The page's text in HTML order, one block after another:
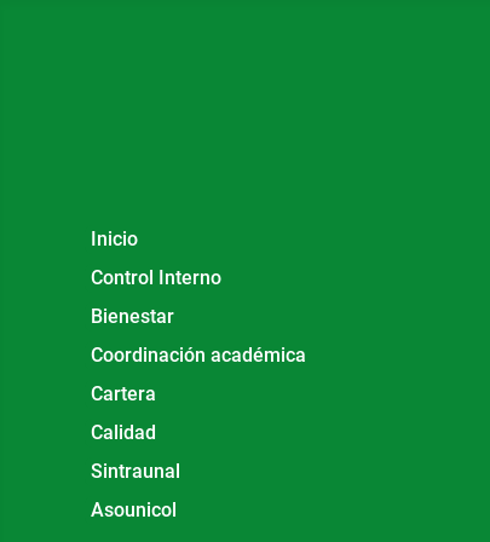
Inicio
Control Interno
Bienestar
Coordinación académica
Cartera
Calidad
Sintraunal
Asounicol